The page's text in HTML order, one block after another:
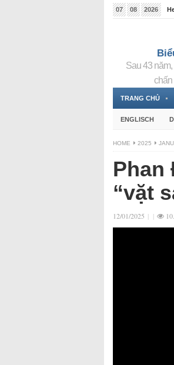
07 08 2026
Sau 43
chấn
TRANG CHỦ
ENGLISCH
HOME 2025
Phan
“vặt
12/01/2025 | |